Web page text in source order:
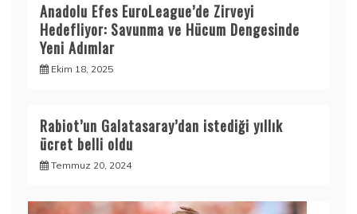
Anadolu Efes EuroLeague’de Zirveyi
Hedefliyor: Savunma ve Hücum Dengesinde
Yeni Adımlar
Ekim 18, 2025
Rabiot’un Galatasaray’dan istediği yıllık
ücret belli oldu
Temmuz 20, 2024